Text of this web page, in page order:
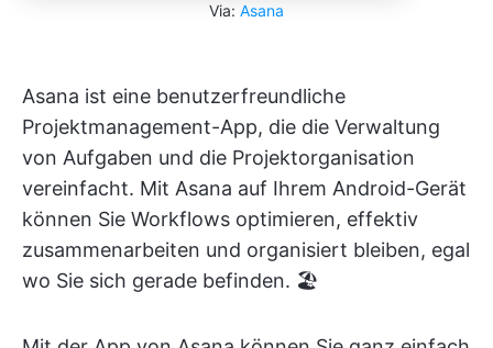
Via: Asana
Asana ist eine benutzerfreundliche
Projektmanagement-App, die die Verwaltung
von Aufgaben und die Projektorganisation
vereinfacht. Mit Asana auf Ihrem Android-Gerät
können Sie Workflows optimieren, effektiv
zusammenarbeiten und organisiert bleiben, egal
wo Sie sich gerade befinden. 🏖️